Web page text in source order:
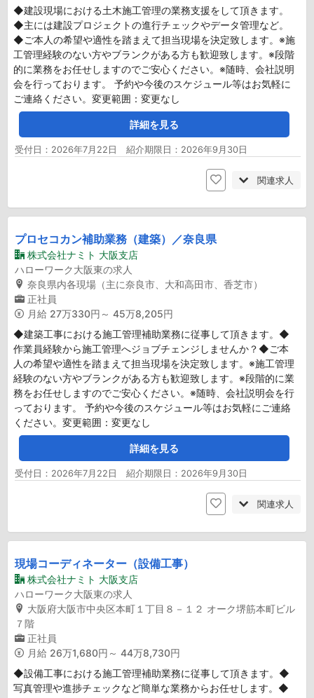
◆建設現場における土木施工管理の業務支援をして頂きます。
◆主には建設プロジェクトの進行チェックやデータ管理など。
◆ご本人の希望や適性を踏まえて担当現場を決定致します。※施
工管理経験のない方やブランクがある方も歓迎致します。※段階
的に業務をお任せしますのでご安心ください。※随時、会社説明
会を行っております。 予約や今後のスケジュール等はお気軽に
ご連絡ください。変更範囲：変更なし
詳細を見る
受付日：2026年7月22日 紹介期限日：2026年9月30日
関連求人
プロセコカン補助業務（建築）／奈良県
株式会社ナミト 大阪支店
ハローワーク大阪東の求人
奈良県内各現場（主に奈良市、大和高田市、香芝市）
正社員
月給 27万330円～ 45万8,205円
◆建築工事における施工管理補助業務に従事して頂きます。◆
作業員経験から施工管理へジョブチェンジしませんか？◆ご本
人の希望や適性を踏まえて担当現場を決定致します。※施工管理
経験のない方やブランクがある方も歓迎致します。※段階的に業
務をお任せしますのでご安心ください。※随時、会社説明会を行
っております。 予約や今後のスケジュール等はお気軽にご連絡
ください。変更範囲：変更なし
詳細を見る
受付日：2026年7月22日 紹介期限日：2026年9月30日
関連求人
現場コーディネーター（設備工事）
株式会社ナミト 大阪支店
ハローワーク大阪東の求人
大阪府大阪市中央区本町１丁目８－１２ オーク堺筋本町ビル
７階
正社員
月給 26万1,680円～ 44万8,730円
◆設備工事における施工管理補助業務に従事して頂きます。◆
写真管理や進捗チェックなど簡単な業務からお任せします。◆